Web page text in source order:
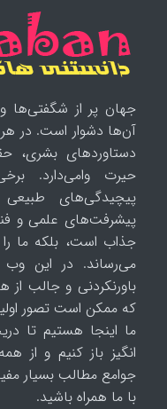
جهان پر از شگفتی‌ها
آن‌ها دشوار است. در هر
دستاوردهای بشری،
حیرت وامی‌دارد.
پیچیدگی‌های
پیشرفت‌های علمی و
جذاب است، بلکه ما را
می‌رساند. در این
باورنکردنی و جالب
که ممکن است تصور
ما اینجا هستیم تا
انگیز باز کنیم و از
جوامع مطالب بسیار
با ما همراه باشید.